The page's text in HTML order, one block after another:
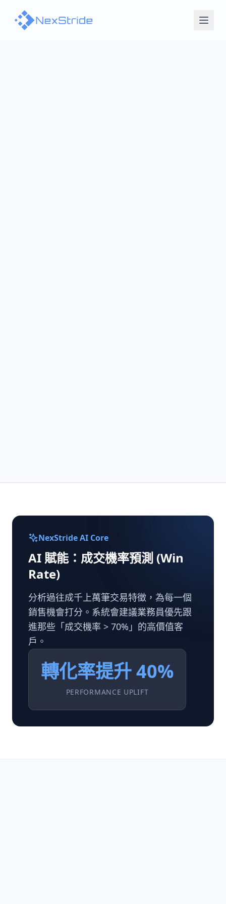
NexStride AI Core
AI 賦能：成交機率預測 (Win
Rate)
分析過往成千上萬筆交易特徵，為每一個
銷售機會打分。系統會建議業務員優先跟
進那些「成交機率 > 70%」的高價值客
戶。
轉化率提升 40%
PERFORMANCE UPLIFT